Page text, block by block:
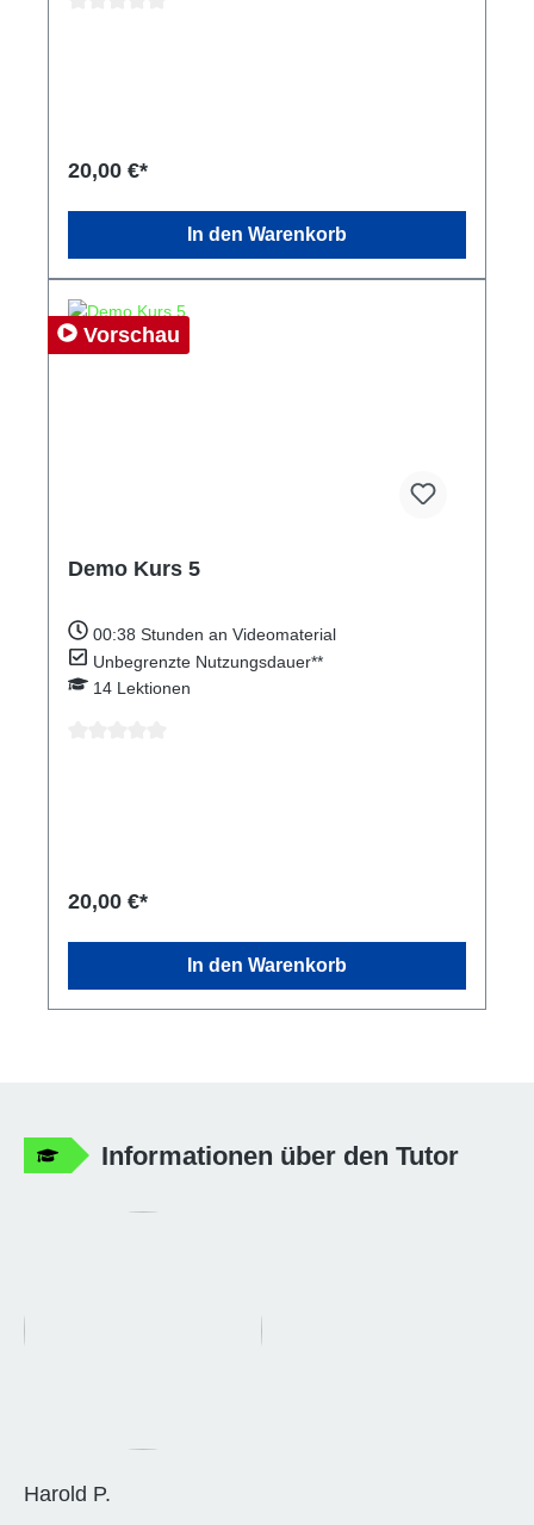
20,00 €*
In den Warenkorb
Vorschau
Demo Kurs 5
00:38 Stunden an Videomaterial
Unbegrenzte Nutzungsdauer**
14Lektionen
20,00 €*
In den Warenkorb
Informationen über den Tutor
Harold P.